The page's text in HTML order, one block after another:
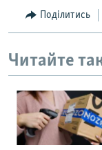
Поділитись
Читайте